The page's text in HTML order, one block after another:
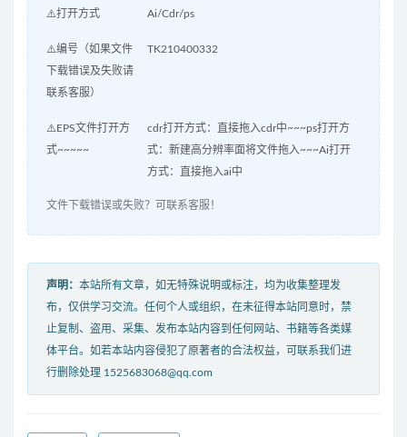
⚠️打开方式 Ai/Cdr/ps
⚠️编号（如果文件
下载错误及失败请
联系客服）
TK210400332
⚠️EPS文件打开方
式~~~~~
cdr打开方式：直接拖入cdr中~~~ps打开方
式：新建高分辨率面将文件拖入~~~Ai打开
方式：直接拖入ai中
文件下载错误或失败？可联系客服！
声明： 本站所有文章，如无特殊说明或标注，均为收集整理发
布，仅供学习交流。任何个人或组织，在未征得本站同意时，禁
止复制、盗用、采集、发布本站内容到任何网站、书籍等各类媒
体平台。如若本站内容侵犯了原著者的合法权益，可联系我们进
行删除处理 1525683068@qq.com